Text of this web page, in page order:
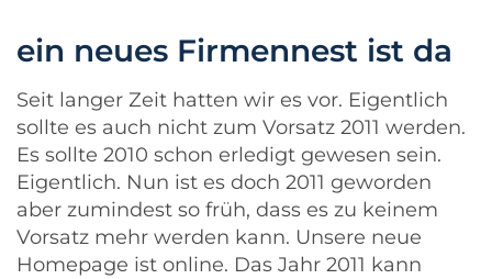
ein neues Firmennest ist da
Seit langer Zeit hatten wir es vor. Eigentlich
sollte es auch nicht zum Vorsatz 2011 werden.
Es sollte 2010 schon erledigt gewesen sein.
Eigentlich. Nun ist es doch 2011 geworden
aber zumindest so früh, dass es zu keinem
Vorsatz mehr werden kann. Unsere neue
Homepage ist online. Das Jahr 2011 kann